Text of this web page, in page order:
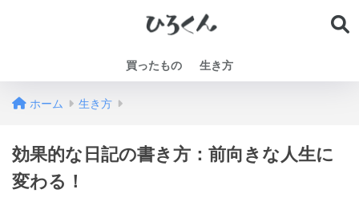
買ったもの 生き方
ホーム 生き方
効果的な日記の書き方：前向きな人生に
変わる！